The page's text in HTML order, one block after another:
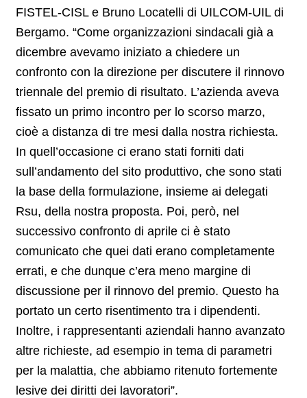
FISTEL-CISL e Bruno Locatelli di UILCOM-UIL di
Bergamo. “Come organizzazioni sindacali già a
dicembre avevamo iniziato a chiedere un
confronto con la direzione per discutere il rinnovo
triennale del premio di risultato. L’azienda aveva
fissato un primo incontro per lo scorso marzo,
cioè a distanza di tre mesi dalla nostra richiesta.
In quell’occasione ci erano stati forniti dati
sull’andamento del sito produttivo, che sono stati
la base della formulazione, insieme ai delegati
Rsu, della nostra proposta. Poi, però, nel
successivo confronto di aprile ci è stato
comunicato che quei dati erano completamente
errati, e che dunque c’era meno margine di
discussione per il rinnovo del premio. Questo ha
portato un certo risentimento tra i dipendenti.
Inoltre, i rappresentanti aziendali hanno avanzato
altre richieste, ad esempio in tema di parametri
per la malattia, che abbiamo ritenuto fortemente
lesive dei diritti dei lavoratori”.